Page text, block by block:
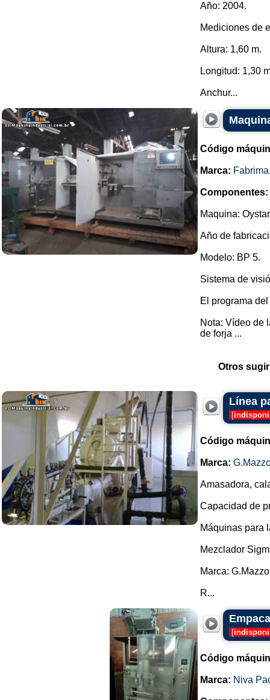
Año: 2004.
Mediciones de
Altura: 1,60 m.
Longitud: 1,30
Anchur...
Código
Marca: Fabrima
Componentes:
Maquina:
Año de
Modelo: BP 5.
Sistema de
El programa
Nota: Vídeo de
de forja ...
Otros
Línea
[
Código
Marca:
Amasadora,
Capacidad de
Máquinas para
Mezclador
Marca:
R...
[
Código
Marca: Niva